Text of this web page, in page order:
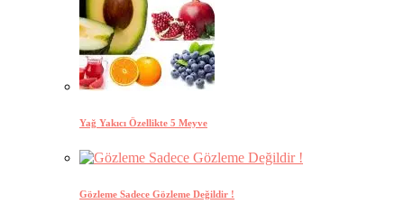
Yağ Yakıcı Özellikte 5 Meyve
Gözleme Sadece Gözleme Değildir !